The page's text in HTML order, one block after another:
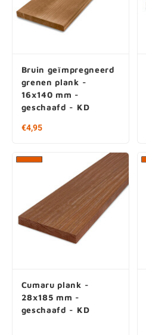
Bruin geïmpregneerd
grenen plank -
16x140 mm -
geschaafd - KD
€4,95
Cumaru plank -
28x185 mm -
geschaafd - KD